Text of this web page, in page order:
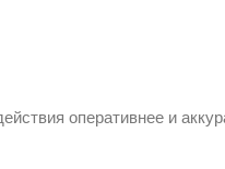
оперативнее и